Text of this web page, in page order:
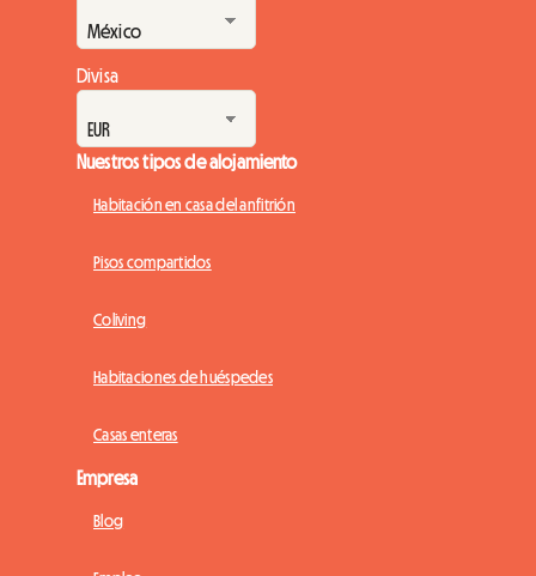
Divisa
Nuestros tipos de alojamiento
Habitación en casa del anfitrión
Pisos compartidos
Coliving
Habitaciones de huéspedes
Casas enteras
Empresa
Blog